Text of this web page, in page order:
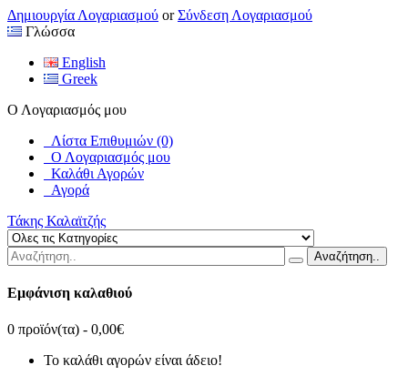
Δημιουργία Λογαριασμού orΣύνδεση Λογαριασμού
Γλώσσα
English
Greek
Ο Λογαριασμός μου
Λίστα Επιθυμιών (0)
Ο Λογαριασμός μου
Καλάθι Αγορών
Αγορά
Τάκης Καλαϊτζής
Αναζήτηση..
Εμφάνιση καλαθιού
0 προϊόν(τα) - 0,00€
Το καλάθι αγορών είναι άδειο!